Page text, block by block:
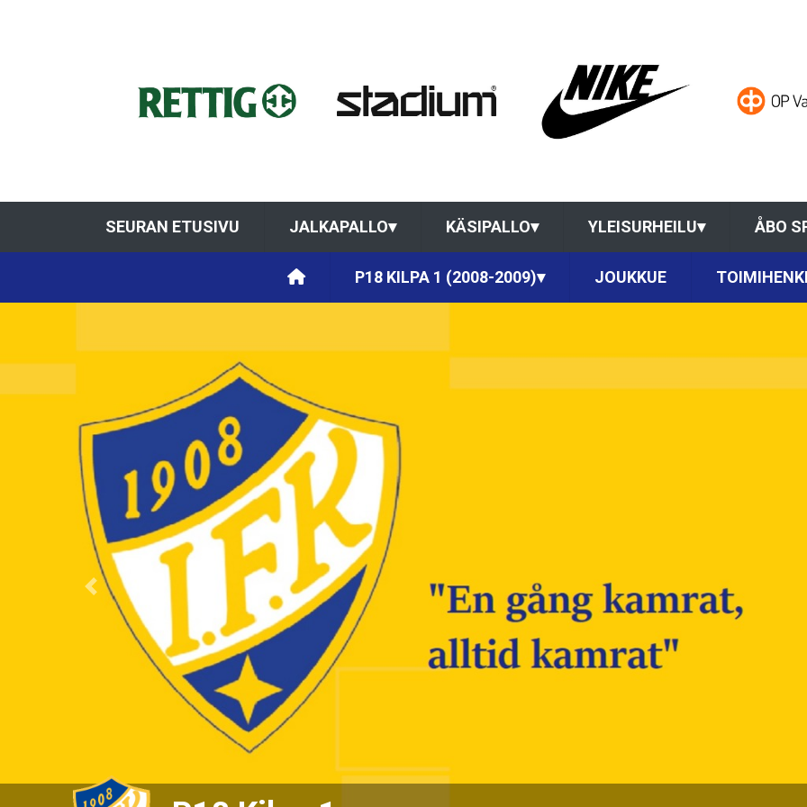
SEURAN ETUSIVU JALKAPALLO▾ KÄSIPALLO▾ YLEISURHEILU▾ ÅBO
P18 KILPA 1 (2008-2009)▾ JOUKKUE
Previous